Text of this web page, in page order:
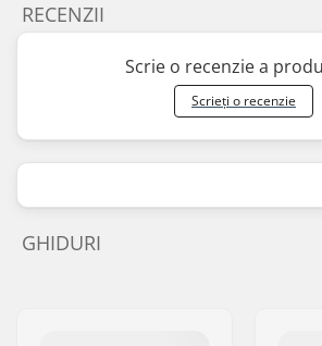
RECENZII
Scrie o recenzie a
Scrieți o recenzie
GHIDURI